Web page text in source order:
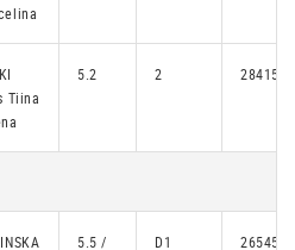
Tiina
5.2 2 28415
5.5 /
D1 26545